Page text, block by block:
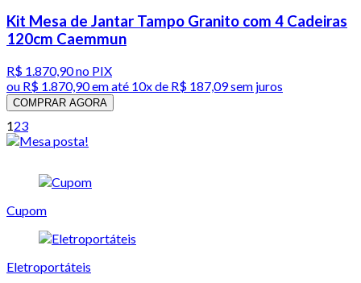
Kit Mesa de Jantar Tampo Granito com 4 Cadeiras
120cm Caemmun
R$ 1.870,90no PIX
ou R$ 1.870,90em até 10x de R$ 187,09 sem juros
COMPRAR AGORA
123
Cupom
Eletroportáteis